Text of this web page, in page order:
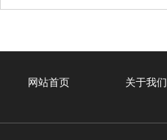
网站首页 关于我们